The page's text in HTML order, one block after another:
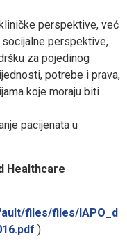
perspektive, već
socijalne perspektive,
za pojedinog
potrebe i prava,
koje moraju biti
pacijenata u
Healthcare
files/files/IAPO_d
)